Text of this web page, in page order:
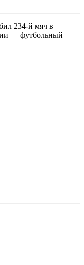
234-й мяч в
— футбольный